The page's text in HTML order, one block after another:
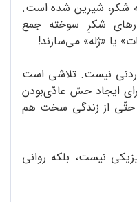
شکر، شیرین شده است.
شکرِ سوخته‌ جمع
یا «ژله» می‌سازند!
نیست. تلاشی است
ایجاد حسّ عادّی‌بودن
حتّی از زندگی سخت هم
نیست، بلکه روانی